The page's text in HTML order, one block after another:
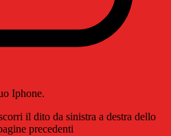
Iphone.
il dito da sinistra a destra dello
precedenti